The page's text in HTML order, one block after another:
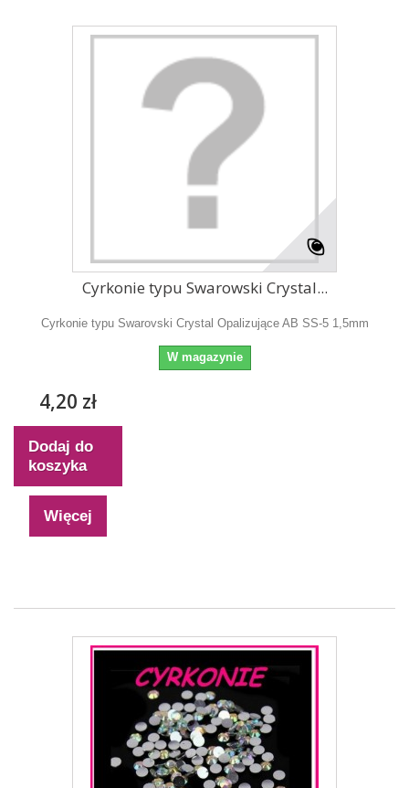
Cyrkonie typu Swarowski Crystal...
Cyrkonie typu Swarovski Crystal Opalizujące AB SS-5 1,5mm
W magazynie
4,20 zł
Dodaj do
koszyka
Więcej